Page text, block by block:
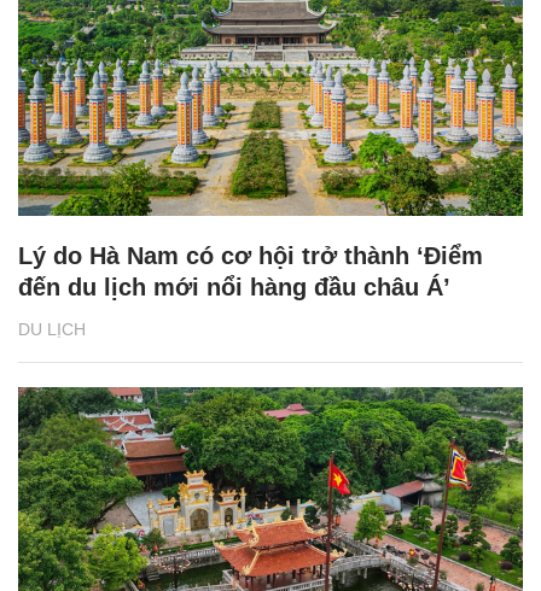
DU LỊCH
Lý do Hà Nam có cơ hội trở thành ‘Điểm
đến du lịch mới nổi hàng đầu châu Á’